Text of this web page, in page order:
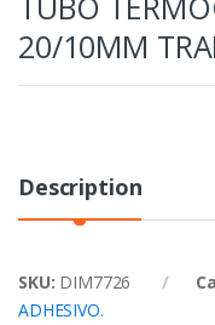
20/10MM
Description
SKU: DIM7726
ADHESIVO.